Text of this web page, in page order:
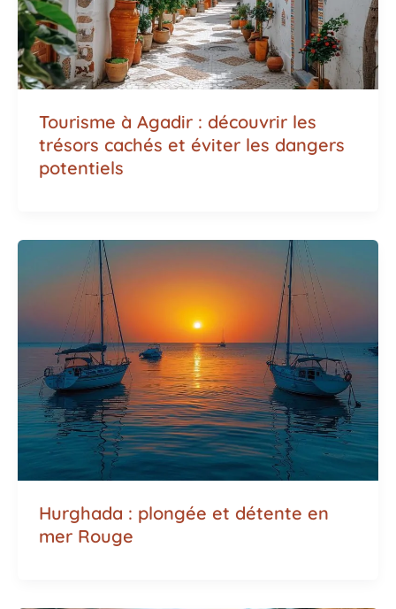
Tourisme à Agadir : découvrir les
trésors cachés et éviter les dangers
potentiels
Hurghada : plongée et détente en
mer Rouge